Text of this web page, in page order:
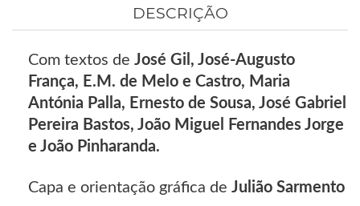
DESCRIÇÃO
Com textos de José Gil, José-Augusto
França, E.M. de Melo e Castro, Maria
Antónia Palla, Ernesto de Sousa, José Gabriel
Pereira Bastos, João Miguel Fernandes Jorge
e João Pinharanda.
Capa e orientação gráfica de Julião Sarmento